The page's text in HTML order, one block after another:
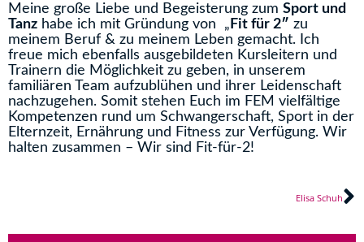
Meine große Liebe und Begeisterung zum Sport und
Tanz habe ich mit Gründung von „ Fit für 2″ zu
meinem Beruf & zu meinem Leben gemacht. Ich
freue mich ebenfalls ausgebildeten Kursleitern und
Trainern die Möglichkeit zu geben, in unserem
familiären Team aufzublühen und ihrer Leidenschaft
nachzugehen. Somit stehen Euch im FEM vielfältige
Kompetenzen rund um Schwangerschaft, Sport in der
Elternzeit, Ernährung und Fitness zur Verfügung. Wir
halten zusammen – Wir sind Fit-für-2!
Elisa Schuh